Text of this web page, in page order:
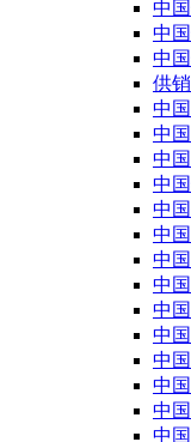
中
中
中
供
中
中
中
中
中
中
中
中
中
中
中
中
中
中